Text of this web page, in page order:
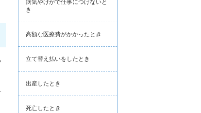
病気やけがで仕事につけないと
き
高額な医療費がかかったとき
立て替え払いをしたとき
出産したとき
死亡したとき